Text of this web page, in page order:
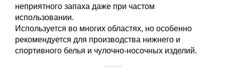
неприятного запаха даже при частом
использовании.
Используется во многих областях, но особенно
рекомендуется для производства нижнего и
спортивного белья и чулочно-носочных изделий.